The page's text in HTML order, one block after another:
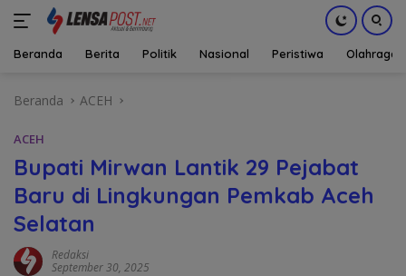
Beranda Berita Politik Nasional Peristiwa Olahraga
Beranda ACEH
ACEH
Bupati Mirwan Lantik 29 Pejabat
Baru di Lingkungan Pemkab Aceh
Selatan
Redaksi
September 30, 2025